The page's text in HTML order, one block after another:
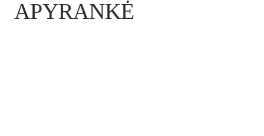
APYRANKĖ